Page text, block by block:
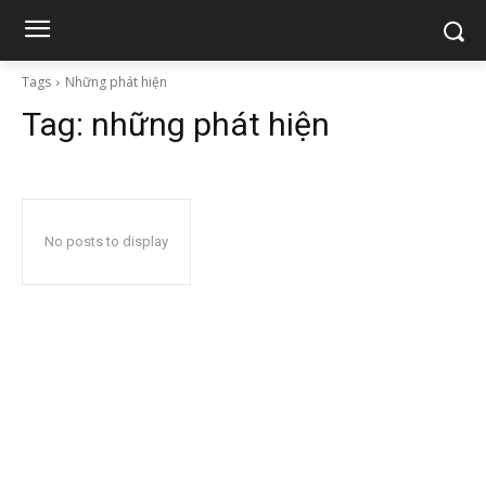
Tags Những phát hiện
Tag: những phát hiện
No posts to display